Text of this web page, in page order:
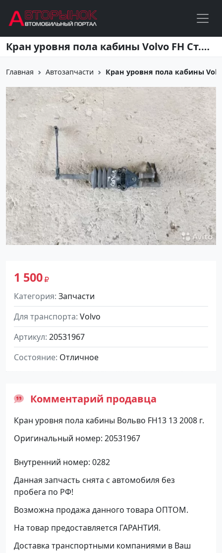
Перейти к основному содержанию Кран уровня пола кабины Volvo FH Ст.Холмская
Главная Автозапчасти Кран уровня пола кабины
1 500
Категория Запчасти
Для транспорта Volvo
Артикул 20531967
Состояние Отличное
Комментарий продавца
Кран уровня пола кабины Вольво FH13 13 2008 г.
Оригинальный номер: 20531967
Внутренний номер: 0282
Данная запчасть снята с автомобиля без
пробега по РФ!
Возможна продажа данного товара ОПТОМ.
На товар предоставляется ГАРАНТИЯ.
Доставка транспортными компаниями в Ваш